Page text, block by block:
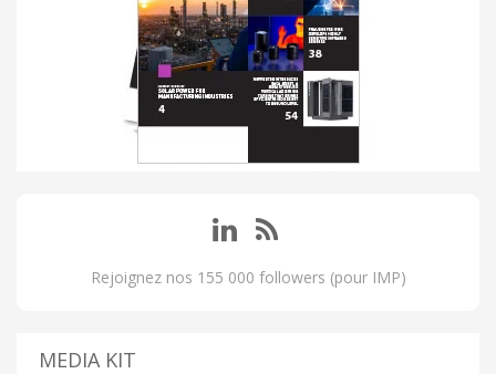
Rejoignez nos 155 000 followers (pour IMP)
MEDIA KIT